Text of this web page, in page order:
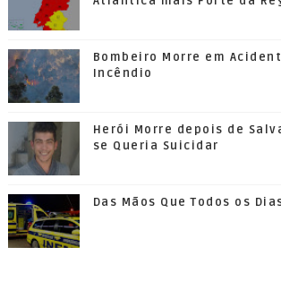
Bombeiro Morre em
Incêndio
Herói Morre depois de
se Queria Suicidar
Das Mãos Que Todos os